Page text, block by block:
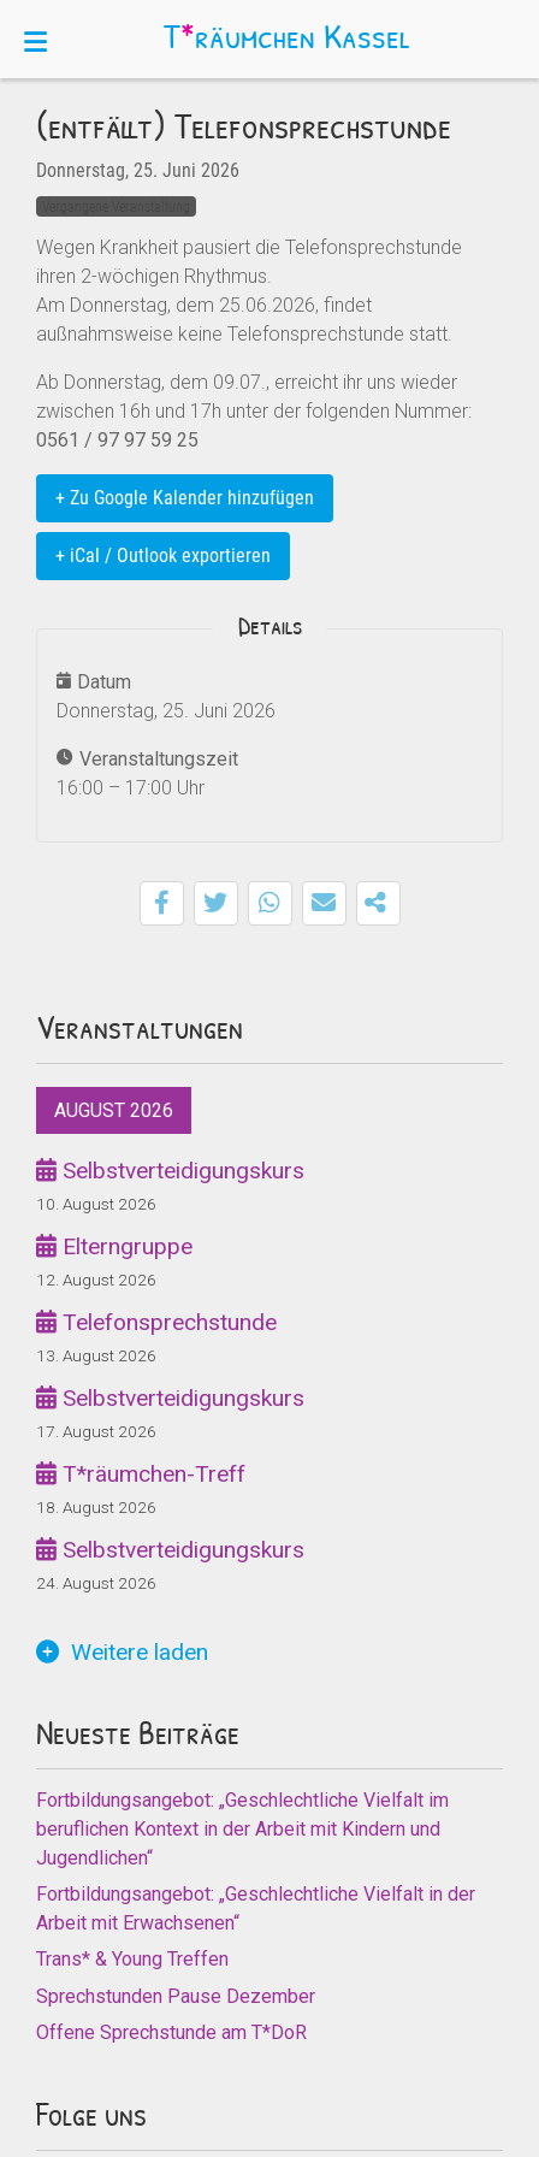
(entfällt) Telefonsprechstunde
Donnerstag, 25. Juni 2026
Wegen Krankheit pausiert die Telefonsprechstunde
ihren 2-wöchigen Rhythmus.
Am Donnerstag, dem 25.06.2026, findet
außnahmsweise keine Telefonsprechstunde statt.
Ab Donnerstag, dem 09.07., erreicht ihr uns wieder
zwischen 16h und 17h unter der folgenden Nummer:
0561 / 97 97 59 25
+ Zu Google Kalender hinzufügen
+ iCal / Outlook exportieren
Details
Datum
Donnerstag, 25. Juni 2026
Veranstaltungszeit
16:00 – 17:00 Uhr
Veranstaltungen
AUGUST 2026
Selbstverteidigungskurs
10. August 2026
Elterngruppe
12. August 2026
Telefonsprechstunde
13. August 2026
Selbstverteidigungskurs
17. August 2026
T*räumchen-Treff
18. August 2026
Selbstverteidigungskurs
24. August 2026
Weitere laden
Neueste Beiträge
Fortbildungsangebot: „Geschlechtliche Vielfalt im
beruflichen Kontext in der Arbeit mit Kindern und
Jugendlichen“
Fortbildungsangebot: „Geschlechtliche Vielfalt in der
Arbeit mit Erwachsenen“
Trans* & Young Treffen
Sprechstunden Pause Dezember
Offene Sprechstunde am T*DoR
Folge uns
T*räumchen Kassel